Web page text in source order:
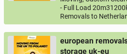
- Full Load
Removals to
european
storage uk-eu